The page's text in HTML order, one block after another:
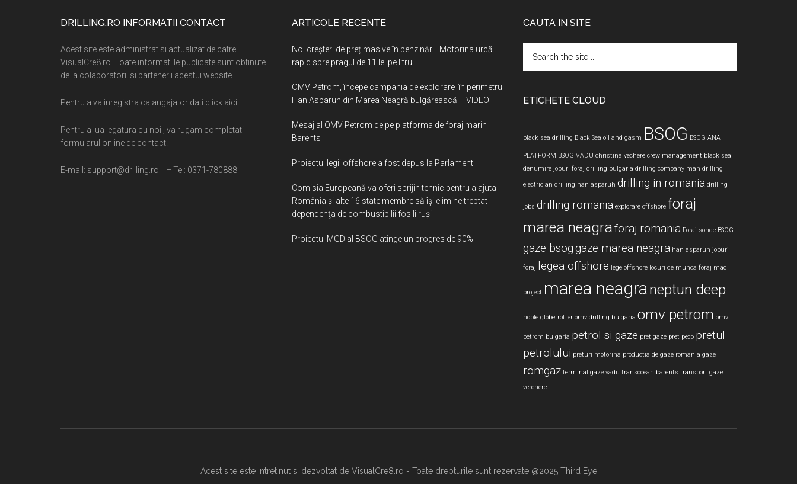
DRILLING.RO INFORMATII CONTACT
Acest site este administrat si actualizat de catre
VisualCre8.ro Toate informatiile publicate sunt obtinute
de la colaboratorii si partenerii acestui website.
Pentru a va inregistra ca angajator dati click aici
Pentru a lua legatura cu noi , va rugam completati
formularul online de contact.
E-mail: support@drilling.ro – Tel: 0371-780888
ARTICOLE RECENTE
Noi creșteri de preț masive în benzinării. Motorina urcă
rapid spre pragul de 11 lei pe litru.
OMV Petrom, începe campania de explorare în perimetrul
Han Asparuh din Marea Neagră bulgărească – VIDEO
Mesaj al OMV Petrom de pe platforma de foraj marin
Barents
Proiectul legii offshore a fost depus la Parlament
Comisia Europeană va oferi sprijin tehnic pentru a ajuta
România şi alte 16 state membre să îşi elimine treptat
dependenţa de combustibilii fosili ruşi
Proiectul MGD al BSOG atinge un progres de 90%
CAUTA IN SITE
the
ETICHETE CLOUD
black sea drilling Black Sea oil and gasm BSOG BSOG ANA
PLATFORM BSOG VADU christina vechere crew management black sea
denumire joburi foraj drilling bulgaria drilling company man drilling
electrician drilling han asparuh drilling in romania drilling
jobs drilling romania explorare offshore foraj
marea neagraforaj romania Foraj sonde BSOG
gaze bsoggaze marea neagra han asparuh joburi
foraj legea offshore lege offshore locuri de munca foraj mad
project marea neagraneptun deep
noble globetrotter omv drilling bulgaria omv petrom omv
petrom bulgaria petrol si gaze pret gaze pret peco pretul
petrolului preturi motorina productia de gaze romania gaze
romgaz terminal gaze vadu transocean barents transport gaze
verchere
Acest site este intretinut si dezvoltat de VisualCre8.ro - Toate drepturile sunt rezervate @2025 Third Eye